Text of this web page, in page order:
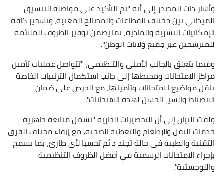
وأشار ذات المصدر إلى أنه "تم التأكيد على مواصلة التنسيق
الميداني بين مختلف القطاعات والمصالح المعنية، وتسخير كافة
الإمكانيات البشرية والمادية، بما يضمن توفير الظروف الملائمة
للمترشحين عبر جميع ولايات الوطن".
وفيما يتعلق بالجانب الأمني والتنظيمي، "تتواصل عمليات تأمين
مراكز الامتحانات ومحيطها إلى جانب استكمال الترتيبات الخاصة
بنقل مواضيع الامتحانات وتأمينها، مع الحرص على ضمان
الانضباط والسير الحسن لهذه الامتحانات".
ولفت البيان إلى أن التحضيرات الجارية "تشمل متابعة جاهزية
خدمات النقل والإطعام والتغطية الصحية، مع إبقاء مختلف الفرق
التقنية والطبية في حالة تجند دائم تحسبا لأي طارئ، بما يسمح
بإجراء الامتحانات الرسمية في أفضل الظروف التنظيمية
واللوجستية".